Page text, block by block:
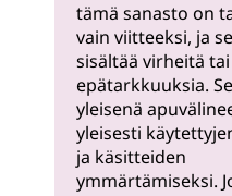
tämä sanasto on
vain viitteeksi, ja
sisältää virheitä tai
epätarkkuuksia.
yleisenä
yleisesti
ja käsitteiden
ymmärtämiseksi.